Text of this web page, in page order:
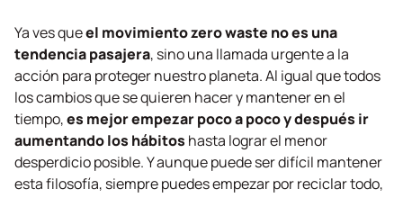
Ya ves queel movimientozero waste no es una
tendencia pasajera, sino una llamada urgente a la
acción para proteger nuestro planeta. Al igual que todos
los cambios que se quieren hacer y mantener en el
tiempo,es mejor empezar poco a poco y después ir
aumentando los hábitos hasta lograr el menor
desperdicio posible. Y aunque puede ser difícil mantener
esta filosofía, siempre puedes empezar por reciclar todo,